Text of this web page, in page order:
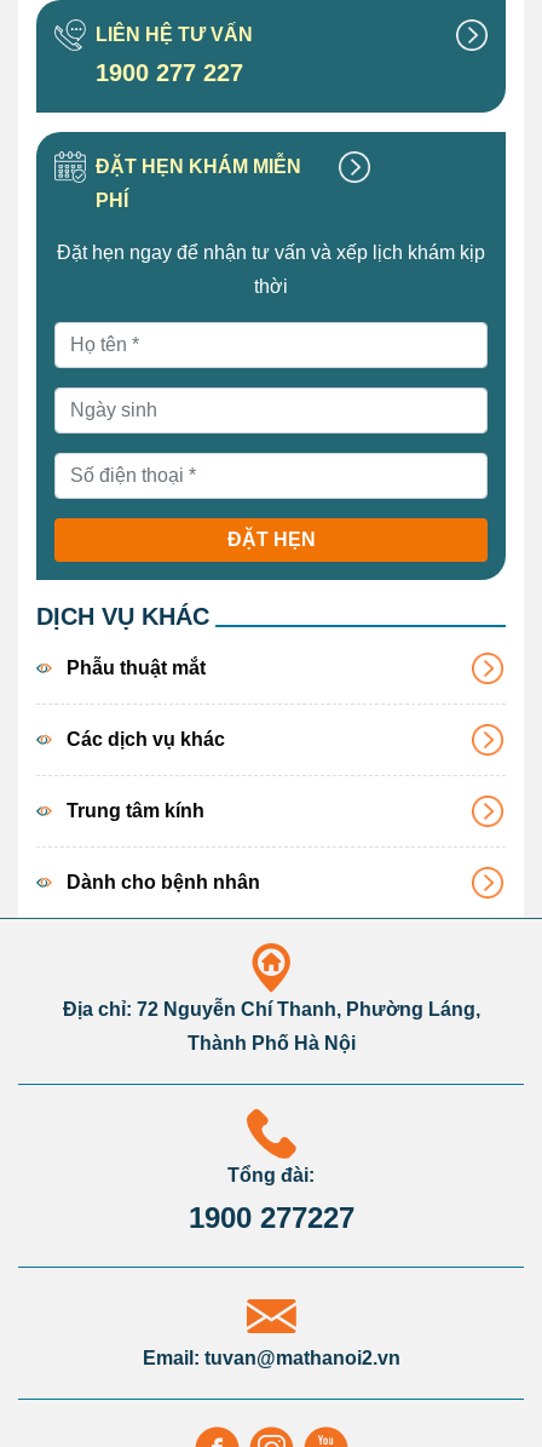
LIÊN HỆ TƯ VẤN
1900 277 227
ĐẶT HẸN KHÁM MIỄN
PHÍ
Đặt hẹn ngay để nhận tư vấn và xếp lịch khám kịp
thời
ĐẶT HẸN
DỊCH VỤ KHÁC
Phẫu thuật mắt
Các dịch vụ khác
Trung tâm kính
Dành cho bệnh nhân
Địa chỉ: 72 Nguyễn Chí Thanh, Phường Láng,
Thành Phố Hà Nội
Tổng đài:
1900 277227
Email: tuvan@mathanoi2.vn